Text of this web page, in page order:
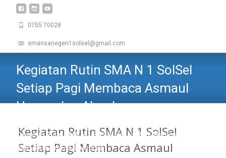
0755 70028
smansanegeri1solsel@gmail.com
Kegiatan Rutin SMA N 1 SolSel
Setiap Pagi Membaca Asmaul
Husna dan Alqur’an
Kegiatan Rutin SMA N 1 SolSel Setiap Pagi Membaca
Asmaul Husna dan Alqur’an
Kegiatan Rutin SMA N 1 SolSel
Setiap Pagi Membaca Asmaul